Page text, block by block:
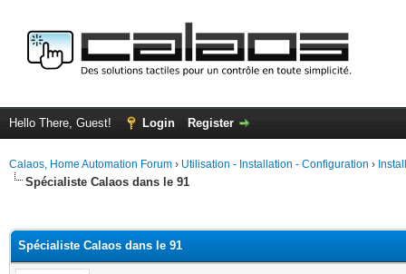
Hello There, Guest! Login Register
Calaos, Home Automation Forum › Utilisation - Installation - Configuration ›
Spécialiste Calaos dans le 91
Spécialiste Calaos dans le 91